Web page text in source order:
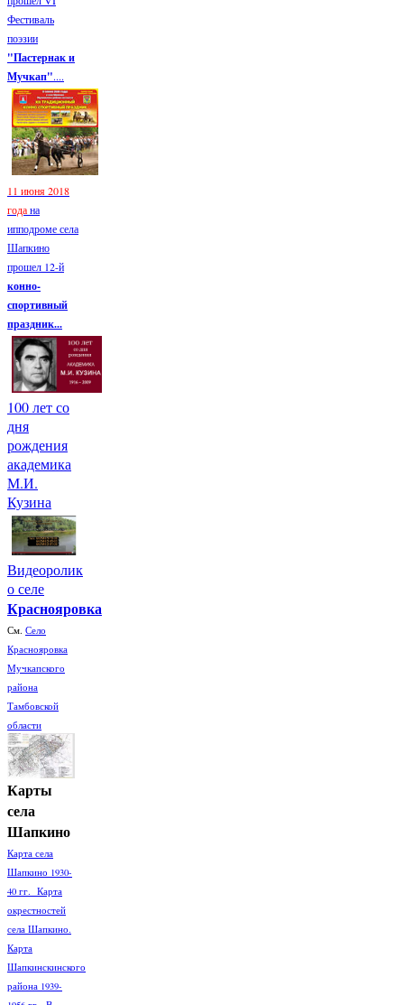
Фестиваль
поэзии
"Пастернак и
Мучкап"....
11 июня 2018
годана
ипподроме села
Шапкино
прошел 12-й
конно-
спортивный
праздник...
100 лет со
дня
рождения
академика
М.И.
Кузина
Видеоролик
о селе
Краснояровка
См. Село
Краснояровка
Мучкапского
района
Тамбовской
области
Карты
села
Шапкино
Карта села
Шапкино 1930-
40 гг. Карта
окрестностей
села Шапкино.
Карта
Шапкинскинского
района 1939-